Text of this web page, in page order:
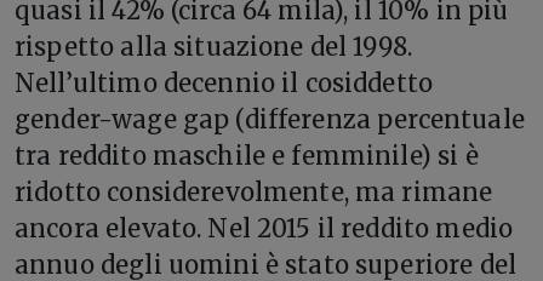
quasi il 42% (circa 64 mila), il 10% in più
rispetto alla situazione del 1998.
Nell’ultimo decennio il cosiddetto
gender-wage gap (differenza percentuale
tra reddito maschile e femminile) si è
ridotto considerevolmente, ma rimane
ancora elevato. Nel 2015 il reddito medio
annuo degli uomini è stato superiore del